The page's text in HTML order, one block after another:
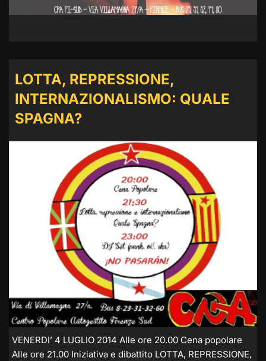
LOTTA, REPRESSIONE,
INTERNAZIONALISMO: QUALE
SPAGNA?
VENERDI’ 4 LUGLIO 2014 Alle ore 20.00 Cena popolare
Alle ore 21.00 Iniziativa e dibattito LOTTA, REPRESSIONE,